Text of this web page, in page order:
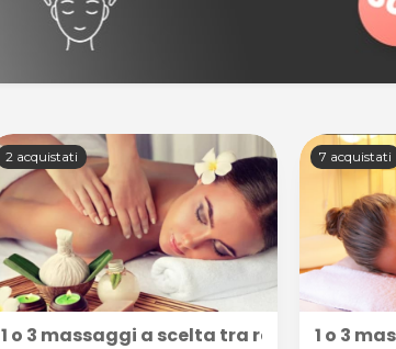
2 acquistati
1 o 3 massaggi a scelta tra relax,
7 acquistati
1 o 3